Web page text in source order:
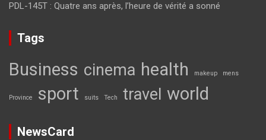
PDL-145T : Quatre ans après, l’heure de vérité a sonné
Tags
Business cinema health makeup mens
Province sport suits Tech travel world
NewsCard